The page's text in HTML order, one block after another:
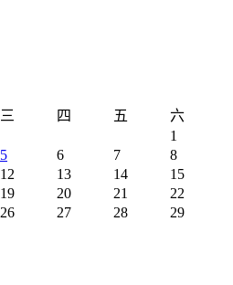
三 四 五
六
1
5 6 7
8
12 13 14
15
19 20 21
22
26 27 28
29